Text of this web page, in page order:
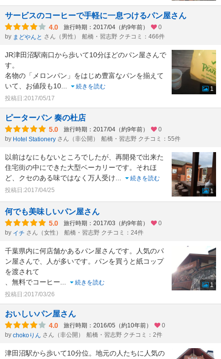
サービスのコーヒーで手軽に一息つけるパン屋さん
4.0 旅行時期：2017/04（約9年前）
0
by まどやんと さん（男性） 船橋・習志野 クチコミ：466件
JR津田沼駅南口から歩いて10分ほどのパン屋さんで
す。
名物の「メロンパン」をはじめ豊富なパンを揃えて
いて、お値段も10...
続きを読む
投稿日:2017/05/17
1
ピーターパン 奏の杜店
5.0 旅行時期：2017/04（約9年前）
0
by Hotel Stationery さん（非公開） 船橋・習志野 クチコミ：55件
以前はなにもないところでしたが、再開発で出来た
住宅街の中にできた大型ベーカリーです。それほ
ど、クセのある味ではなく万人受け...
続きを読む
投稿日:2017/04/25
1
何でも美味しいパン屋さん
5.0 旅行時期：2017/03（約9年前）
0
by イチ さん（女性） 船橋・習志野 クチコミ：24件
千葉県内に何店舗かあるパン屋さんです。人気のパ
ン屋さんで、人が多いです。パンを買うと紙コップ
を渡されて
、無料でコーヒー...
続きを読む
投稿日:2017/03/26
1
おいしいパン屋さん
4.0 旅行時期：2016/05（約10年前）
0
by chokoりん さん（非公開） 船橋・習志野 クチコミ：2件
津田沼駅から歩いて10分位。地元の人たちに人気の